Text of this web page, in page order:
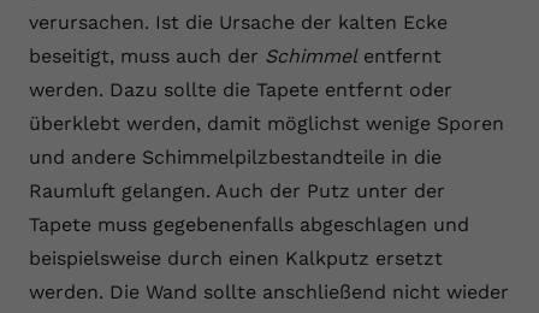
verursachen. Ist die Ursache der kalten Ecke
beseitigt, muss auch der Schimmelentfernt
werden. Dazu sollte die Tapete entfernt oder
überklebt werden, damit möglichst wenige Sporen
und andere Schimmelpilzbestandteile in die
Raumluft gelangen. Auch der Putz unter der
Tapete muss gegebenenfalls abgeschlagen und
beispielsweise durch einen Kalkputz ersetzt
werden. Die Wand sollte anschließend nicht wieder